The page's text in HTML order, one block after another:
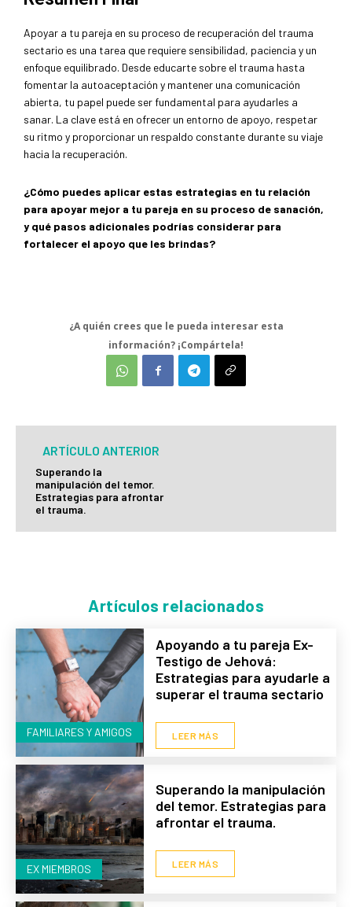
Apoyar a tu pareja en su proceso de recuperación del trauma
sectario es una tarea que requiere sensibilidad, paciencia y un
enfoque equilibrado. Desde educarte sobre el trauma hasta
fomentar la autoaceptación y mantener una comunicación
abierta, tu papel puede ser fundamental para ayudarles a
sanar. La clave está en ofrecer un entorno de apoyo, respetar
su ritmo y proporcionar un respaldo constante durante su viaje
hacia la recuperación.
¿Cómo puedes aplicar estas estrategias en tu relación
para apoyar mejor a tu pareja en su proceso de sanación,
y qué pasos adicionales podrías considerar para
fortalecer el apoyo que les brindas?
¿A quién crees que le pueda interesar esta
información? ¡Compártela!
ARTÍCULO ANTERIOR
Superando la
manipulación del temor.
Estrategias para afrontar
el trauma.
Artículos relacionados
FAMILIARES Y AMIGOS
Apoyando a tu pareja Ex-
Testigo de Jehová:
Estrategias para ayudarle a
superar el trauma sectario
LEER MÁS
EX MIEMBROS
Superando la manipulación
del temor. Estrategias para
afrontar el trauma.
LEER MÁS